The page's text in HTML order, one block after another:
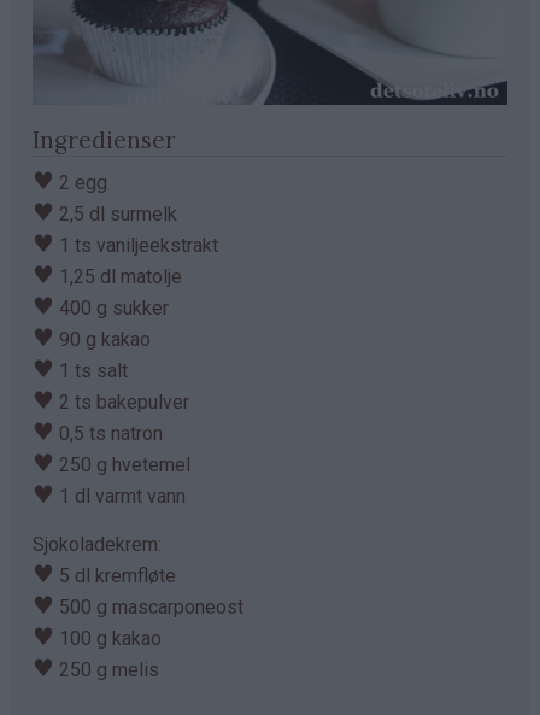
Ingredienser
♥ 2 egg
♥ 2,5 dl surmelk
♥ 1 ts vaniljeekstrakt
♥ 1,25 dl matolje
♥ 400 g sukker
♥ 90 g kakao
♥ 1 ts salt
♥ 2 ts bakepulver
♥ 0,5 ts natron
♥ 250 g hvetemel
♥ 1 dl varmt vann
Sjokoladekrem:
♥ 5 dl kremfløte
♥ 500 g mascarponeost
♥ 100 g kakao
♥ 250 g melis